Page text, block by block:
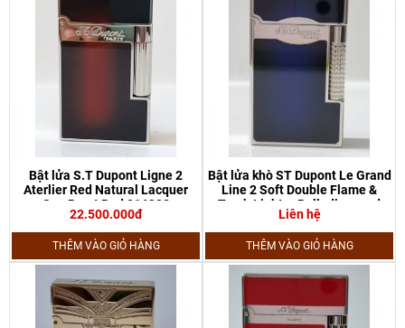
Bật lửa S.T Dupont Ligne 2
Aterlier Red Natural Lacquer
Sun Burst Red 016302
22.500.000đ
THÊM VÀO GIỎ HÀNG
Bật lửa khò ST Dupont Le Grand
Line 2 Soft Double Flame &
Torch Lighter Palladium and
Chinese Lacquer Blue
Liên hệ
THÊM VÀO GIỎ HÀNG